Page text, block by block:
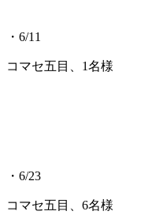
・6/11
コマセ五目、1名様
・6/23
コマセ五目、6名様